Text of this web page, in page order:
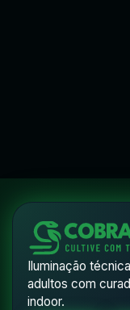
Iluminação
adultos com
indoor.